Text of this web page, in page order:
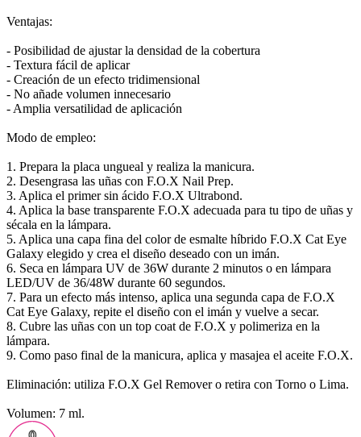
Ventajas:
- Posibilidad de ajustar la densidad de la cobertura
- Textura fácil de aplicar
- Creación de un efecto tridimensional
- No añade volumen innecesario
- Amplia versatilidad de aplicación
Modo de empleo:
1. Prepara la placa ungueal y realiza la manicura.
2. Desengrasa las uñas con F.O.X Nail Prep.
3. Aplica el primer sin ácido F.O.X Ultrabond.
4. Aplica la base transparente F.O.X adecuada para tu tipo de uñas y
sécala en la lámpara.
5. Aplica una capa fina del color de esmalte híbrido F.O.X Cat Eye
Galaxy elegido y crea el diseño deseado con un imán.
6. Seca en lámpara UV de 36W durante 2 minutos o en lámpara
LED/UV de 36/48W durante 60 segundos.
7. Para un efecto más intenso, aplica una segunda capa de F.O.X
Cat Eye Galaxy, repite el diseño con el imán y vuelve a secar.
8. Cubre las uñas con un top coat de F.O.X y polimeriza en la
lámpara.
9. Como paso final de la manicura, aplica y masajea el aceite F.O.X.
Eliminación: utiliza F.O.X Gel Remover o retira con Torno o Lima.
Volumen: 7 ml.